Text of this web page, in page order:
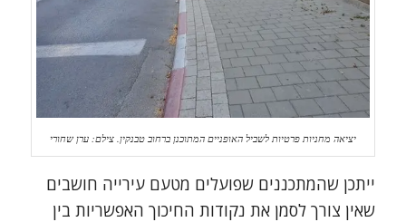
יציאה מחניות פרטיות לשביל האופניים המתוכנן ברחוב טבנקין. צילם: ערן שחורי
ייתכן שהמתכננים שפועלים מטעם עירייה חושבים
שאין צורך לסמן את נקודות החיכוך האפשריות בין